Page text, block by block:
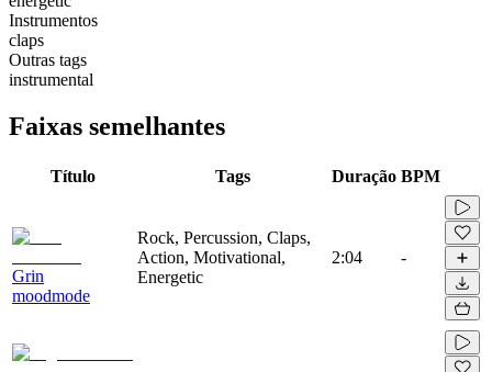
Instrumentos
claps
Outras tags
instrumental
Faixas semelhantes
Título Tags Duração BPM
Grin
moodmode
Rock, Percussion, Claps,
Action, Motivational,
Energetic
2:04 -